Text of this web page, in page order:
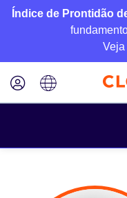
Índice de Prontidão